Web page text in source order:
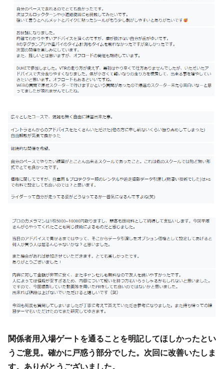
関係者用入場ゲートを通ることを明記してほしかったとい
うご意見。確かに戸惑う部分でした。次回に改善いたしま
す。ありがとうございました。